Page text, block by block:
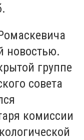
новостью.
группе
совета
комиссии